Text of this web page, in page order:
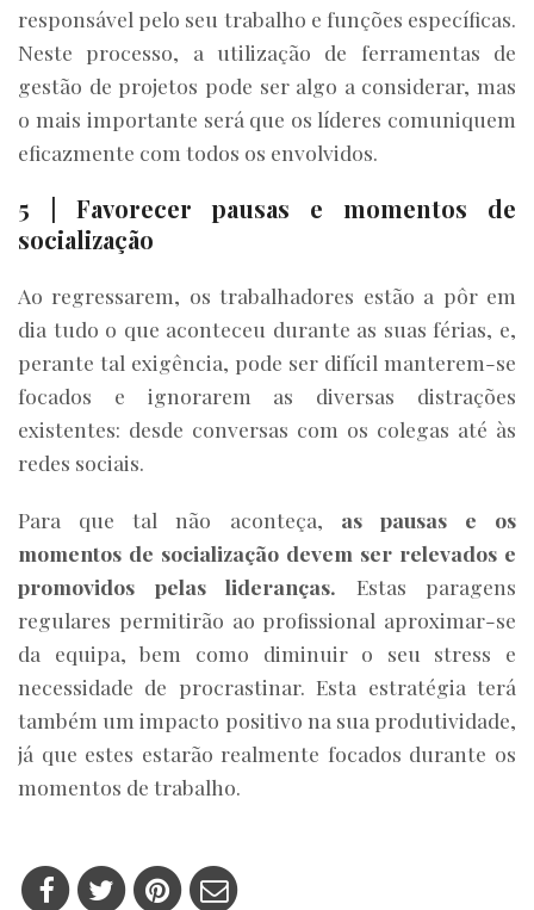
responsável pelo seu trabalho e funções específicas.
Neste processo, a utilização de ferramentas de
gestão de projetos pode ser algo a considerar, mas
o mais importante será que os líderes comuniquem
eficazmente com todos os envolvidos.
5 | Favorecer pausas e momentos de
socialização
Ao regressarem, os trabalhadores estão a pôr em
dia tudo o que aconteceu durante as suas férias, e,
perante tal exigência, pode ser difícil manterem-se
focados e ignorarem as diversas distrações
existentes: desde conversas com os colegas até às
redes sociais.
Para que tal não aconteça, as pausas e os
momentos de socialização devem ser relevados e
promovidos pelas lideranças. Estas paragens
regulares permitirão ao profissional aproximar-se
da equipa, bem como diminuir o seu stress e
necessidade de procrastinar. Esta estratégia terá
também um impacto positivo na sua produtividade,
já que estes estarão realmente focados durante os
momentos de trabalho.